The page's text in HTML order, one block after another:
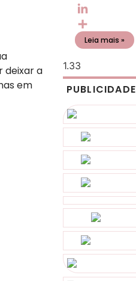
deixar a
em
Email
LinkedIn
Share
Leia mais »
PUBLICIDADE